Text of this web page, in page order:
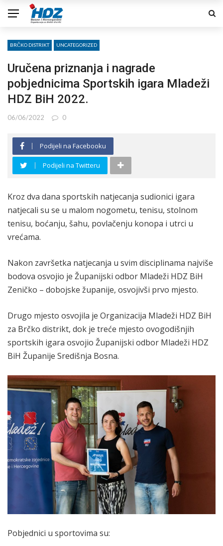
BRČKO DISTRIKT UNCATEGORIZED
Uručena priznanja i nagrade
pobjednicima Sportskih igara Mladeži
HDZ BiH 2022.
06/06/2022 0
Podijeli na Facebooku
Podijeli na Twitteru
Kroz dva dana sportskih natjecanja sudionici igara
natjecali su se u malom nogometu, tenisu, stolnom
tenisu, boćanju, šahu, povlačenju konopa i utrci u
vrećama.
Nakon završetka natjecanja u svim disciplinama najviše
bodova osvojio je Županijski odbor Mladeži HDZ BiH
Zeničko – dobojske županije, osvojivši prvo mjesto.
Drugo mjesto osvojila je Organizacija Mladeži HDZ BiH
za Brčko distrikt, dok je treće mjesto ovogodišnjih
sportskih igara osvojio Županijski odbor Mladeži HDZ
BiH Županije Središnja Bosna.
Pobjednici u sportovima su: